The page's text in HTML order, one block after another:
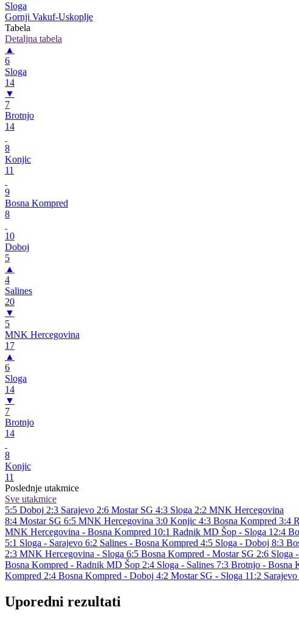
Sloga
Gornji Vakuf-Uskoplje
Tabela
Detaljna tabela
▲
6
Sloga
14
▼
7
Brotnjo
14
8
Konjic
11
9
Bosna Kompred
8
10
Doboj
5
▲
4
Salines
20
▼
5
MNK Hercegovina
17
▲
6
Sloga
14
▼
7
Brotnjo
14
8
Konjic
11
Poslednje utakmice
Sve utakmice
5:5 Doboj 2:3 Sarajevo 2:6 Mostar SG 4:3 Sloga 2:2 MNK Hercegovina
8:4 Mostar SG 6:5 MNK Hercegovina 3:0 Konjic 4:3 Bosna Kompred 3:4
MNK Hercegovina - Bosna Kompred 10:1 Radnik MD Šop - Sloga 12:4
5:1 Sloga - Sarajevo 6:2 Salines - Bosna Kompred 4:5 Sloga - Doboj 8:3
2:3 MNK Hercegovina - Sloga 6:5 Bosna Kompred - Mostar SG 2:6 Sloga
Bosna Kompred - Radnik MD Šop 2:4 Sloga - Salines 7:3 Brotnjo - Bosna
Kompred 2:4 Bosna Kompred - Doboj 4:2 Mostar SG - Sloga 11:2
Uporedni rezultati